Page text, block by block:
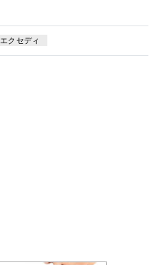
エクセディ